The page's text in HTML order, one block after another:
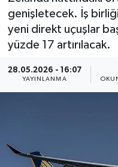
genişletecek. İş
yeni direkt uçuşlar
yüzde 17 artırılacak.
28.05.2026 - 16:07
YAYINLANMA